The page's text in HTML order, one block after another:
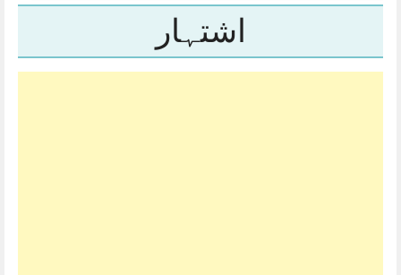
اشتہار